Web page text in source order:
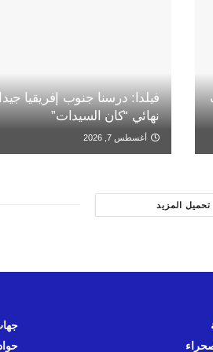
فيلدا: درسنا جنوب إفريقيا
نهائي “كان السيدات”
أغسطس 7, 2026
تحميل المزيد